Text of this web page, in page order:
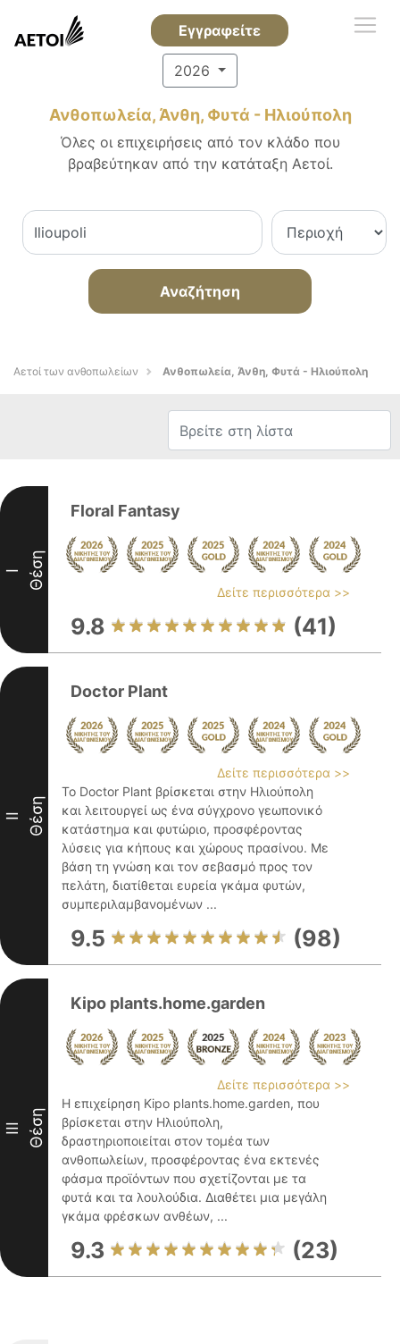
Εγγραφείτε
2026
Ανθοπωλεία, Άνθη, Φυτά - Ηλιούπολη
Όλες οι επιχειρήσεις από τον κλάδο που
βραβεύτηκαν από την κατάταξη Αετοί.
Αναζήτηση
Αετοί των ανθοπωλείων Ανθοπωλεία, Άνθη, Φυτά - Ηλιούπολη
I Θέση
Floral Fantasy
Δείτε περισσότερα >>
9.8 (41)
II Θέση
Doctor Plant
Δείτε περισσότερα >>
Το Doctor Plant βρίσκεται στην Ηλιούπολη
και λειτουργεί ως ένα σύγχρονο γεωπονικό
κατάστημα και φυτώριο, προσφέροντας
λύσεις για κήπους και χώρους πρασίνου. Με
βάση τη γνώση και τον σεβασμό προς τον
πελάτη, διατίθεται ευρεία γκάμα φυτών,
συμπεριλαμβανομένων ...
9.5 (98)
III Θέση
Kipo plants.home.garden
Δείτε περισσότερα >>
Η επιχείρηση Kipo plants.home.garden, που
βρίσκεται στην Ηλιούπολη,
δραστηριοποιείται στον τομέα των
ανθοπωλείων, προσφέροντας ένα εκτενές
φάσμα προϊόντων που σχετίζονται με τα
φυτά και τα λουλούδια. Διαθέτει μια μεγάλη
γκάμα φρέσκων ανθέων, ...
9.3 (23)